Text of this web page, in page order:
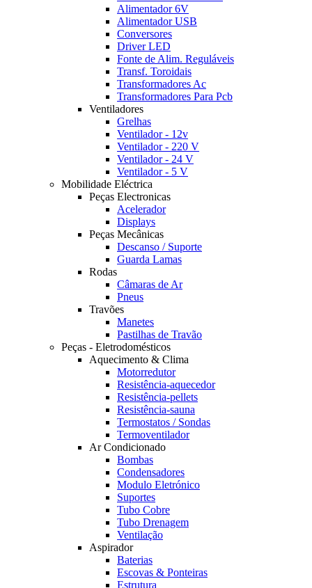
Alimentador 6V
Alimentador USB
Conversores
Driver LED
Fonte de Alim. Reguláveis
Transf. Toroidais
Transformadores Ac
Transformadores Para Pcb
Ventiladores
Grelhas
Ventilador - 12v
Ventilador - 220 V
Ventilador - 24 V
Ventilador - 5 V
Mobilidade Eléctrica
Peças Electronicas
Acelerador
Displays
Peças Mecânicas
Descanso / Suporte
Guarda Lamas
Rodas
Câmaras de Ar
Pneus
Travões
Manetes
Pastilhas de Travão
Peças - Eletrodomésticos
Aquecimento & Clima
Motorredutor
Resistência-aquecedor
Resistência-pellets
Resistência-sauna
Termostatos / Sondas
Termoventilador
Ar Condicionado
Bombas
Condensadores
Modulo Eletrónico
Suportes
Tubo Cobre
Tubo Drenagem
Ventilação
Aspirador
Baterias
Escovas & Ponteiras
Estrutura